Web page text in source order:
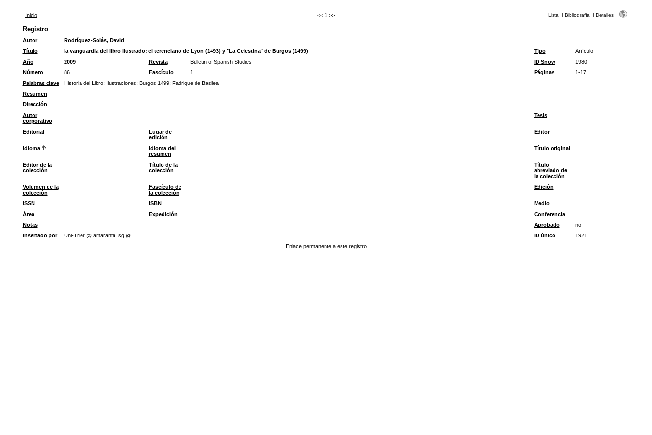
Inicio << 1 >> Lista | Bibliografía | Detalles
Registro
Autor
Rodríguez-Solás, David
Título
la vanguardia del libro ilustrado: el terenciano de Lyon (1493) y "La Celestina" de Burgos (1499) Tipo
Artículo
Año
2009 Revista Bulletin of Spanish Studies ID Snow
1980
Número
86 Fascículo 1 Páginas
1-17
Palabras clave
Historia del Libro; Ilustraciones; Burgos 1499; Fadrique de Basilea
Resumen
Dirección
Autor
corporativo
Tesis
Editorial
Lugar de
edición
Editor
Idioma
Idioma del
resumen
Título original
Editor de la
colección
Título de la
colección
Título
abreviado de
la colección
Volumen de la
colección
Fascículo de
la colección
Edición
ISSN ISBN
Medio
Área
Expedición
Conferencia
Notas
Aprobado
no
Insertado por
Uni-Trier @ amaranta_sg @ ID único
1921
Enlace permanente a este registro